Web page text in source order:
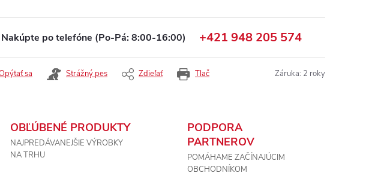
Nakúpte po telefóne (Po-Pá: 8:00-16:00) +421 948 205 574
Tlač
sa Strážný pes Zdieľať Záruka: 2 roky
OBĽÚBENÉ PRODUKTY
NAJPREDÁVANEJŠIE VÝROBKY
NA TRHU
PODPORA
PARTNEROV
POMÁHAME ZAČÍNAJÚCIM
OBCHODNÍKOM